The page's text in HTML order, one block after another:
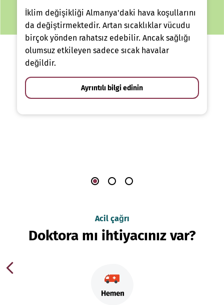
İklim değişikliği Almanya'daki hava koşullarını
da değiştirmektedir. Artan sıcaklıklar vücudu
birçok yönden rahatsız edebilir. Ancak sağlığı
olumsuz etkileyen sadece sıcak havalar
değildir.
Ayrıntılı bilgi edinin
Acil çağrı
Doktora mı ihtiyacınız var?